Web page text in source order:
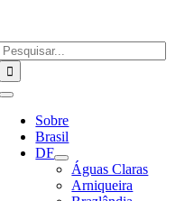
o
conteúdo
Alternar
Navegação
Sobre
Brasil
DF
Águas Claras
Arniqueira